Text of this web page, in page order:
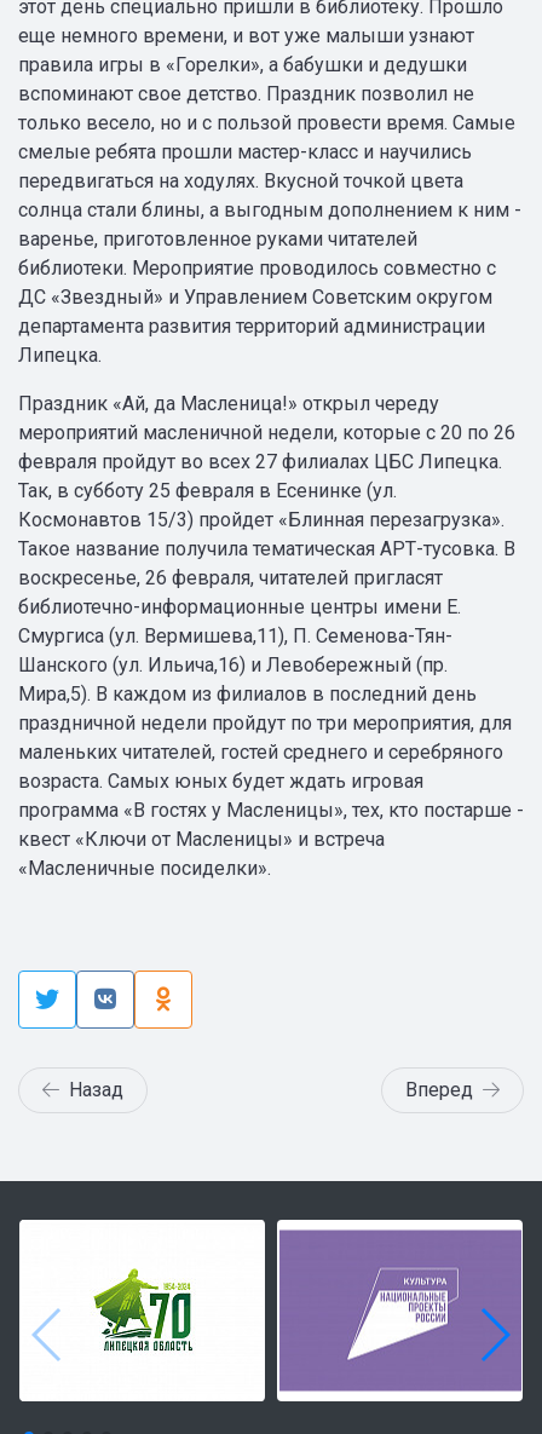
этот день специально пришли в библиотеку. Прошло
еще немного времени, и вот уже малыши узнают
правила игры в «Горелки», а бабушки и дедушки
вспоминают свое детство. Праздник позволил не
только весело, но и с пользой провести время. Самые
смелые ребята прошли мастер-класс и научились
передвигаться на ходулях. Вкусной точкой цвета
солнца стали блины, а выгодным дополнением к ним -
варенье, приготовленное руками читателей
библиотеки. Мероприятие проводилось совместно с
ДС «Звездный» и Управлением Советским округом
департамента развития территорий администрации
Липецка.
Праздник «Ай, да Масленица!» открыл череду
мероприятий масленичной недели, которые с 20 по 26
февраля пройдут во всех 27 филиалах ЦБС Липецка.
Так, в субботу 25 февраля в Есенинке (ул.
Космонавтов 15/3) пройдет «Блинная перезагрузка».
Такое название получила тематическая АРТ-тусовка. В
воскресенье, 26 февраля, читателей пригласят
библиотечно-информационные центры имени Е.
Смургиса (ул. Вермишева,11), П. Семенова-Тян-
Шанского (ул. Ильича,16) и Левобережный (пр.
Мира,5). В каждом из филиалов в последний день
праздничной недели пройдут по три мероприятия, для
маленьких читателей, гостей среднего и серебряного
возраста. Самых юных будет ждать игровая
программа «В гостях у Масленицы», тех, кто постарше -
квест «Ключи от Масленицы» и встреча
«Масленичные посиделки».
Назад Вперед